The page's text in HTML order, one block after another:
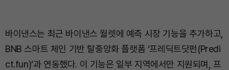
바이낸스는 최근 바이낸스 월렛에 예측 시장 기능을 추가하고,
BNB 스마트 체인 기반 탈중앙화 플랫폼 ‘프레딕트닷펀(Predi
ct.fun)’과 연동했다. 이 기능은 일부 지역에서만 지원되며, 프